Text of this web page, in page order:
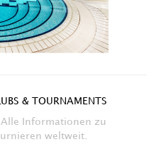
& TOURNAMENTS
Informationen zu
weltweit.